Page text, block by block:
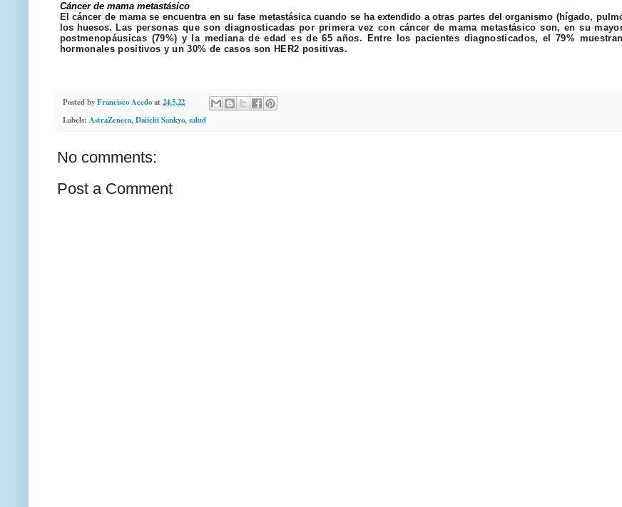
Cáncer de mama metastásico
El cáncer de mama se encuentra en su fase metastásica cuando se ha extendido a otras partes del organismo (hígado,
los huesos. Las personas que son diagnosticadas por primera vez con cáncer de mama metastásico son, en su
postmenopáusicas (79%) y la mediana de edad es de 65 años. Entre los pacientes diagnosticados, el 79%
hormonales positivos y un 30% de casos son HER2 positivas.
Posted byFrancisco Acedoat 24.5.22
Labels: AstraZeneca,Daiichi Sankyo,salud
No comments:
Post a Comment